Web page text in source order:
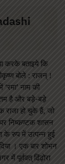
करके बताइये कि
बोले : राजन् !
नाम की
है और बड़े-बड़े
राजा हो चुके हैं, जो
निष्कण्टक शासन
के रुप में उत्पन्न हुई
। एक बार शोभन
पूर्ववत् ढिंढ़ोरा